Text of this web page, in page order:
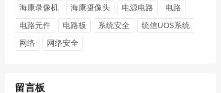
海康录像机 海康摄像头 电源电路 电路
电路元件 电路板 系统安全 统信UOS系统
网络 网络安全
留言板